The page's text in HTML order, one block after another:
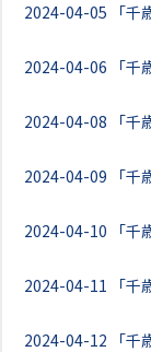
2024-04-05 「
2024-04-06 「
2024-04-08 「
2024-04-09 「
2024-04-10 「
2024-04-11 「
2024-04-12 「